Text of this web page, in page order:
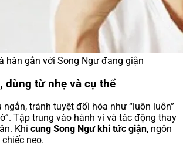
hàn gắn với Song Ngư đang giận
dùng từ nhẹ và cụ thể
ngắn, tránh tuyệt đối hóa như “luôn luôn”
Tập trung vào hành vi và tác động thay
Khi cung Song Ngư khi tức giận, ngôn
neo.